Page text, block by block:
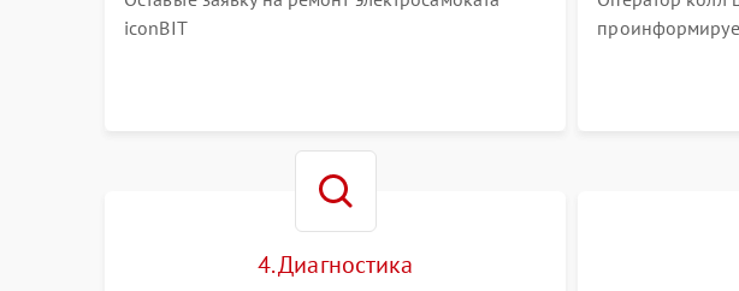
iconBIT
4. Диагностика